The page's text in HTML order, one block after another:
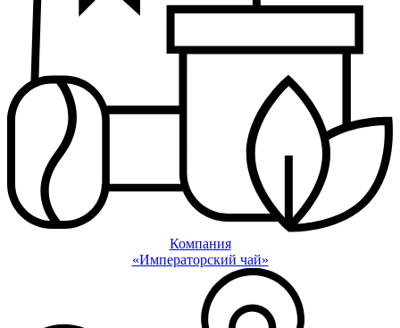
Компания
«Императорский чай»